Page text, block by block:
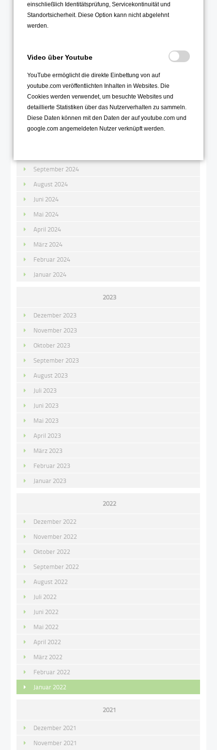
Juni 2025
Mai 2025
März 2025
Januar 2025
2024
September 2024
August 2024
Juni 2024
Mai 2024
April 2024
März 2024
Februar 2024
Januar 2024
2023
Dezember 2023
November 2023
Oktober 2023
September 2023
August 2023
Juli 2023
Juni 2023
Mai 2023
April 2023
März 2023
Februar 2023
Januar 2023
2022
Dezember 2022
November 2022
Oktober 2022
September 2022
August 2022
Juli 2022
Juni 2022
Mai 2022
April 2022
März 2022
Februar 2022
Januar 2022
2021
Dezember 2021
November 2021
einschließlich Identitätsprüfung, Servicekontinuität und
Standortsicherheit. Diese Option kann nicht abgelehnt
werden.
Video über Youtube
YouTube ermöglicht die direkte Einbettung von auf
youtube.com veröffentlichten Inhalten in Websites. Die
Cookies werden verwendet, um besuchte Websites und
detaillierte Statistiken über das Nutzerverhalten zu sammeln.
Diese Daten können mit den Daten der auf youtube.com und
google.com angemeldeten Nutzer verknüpft werden.